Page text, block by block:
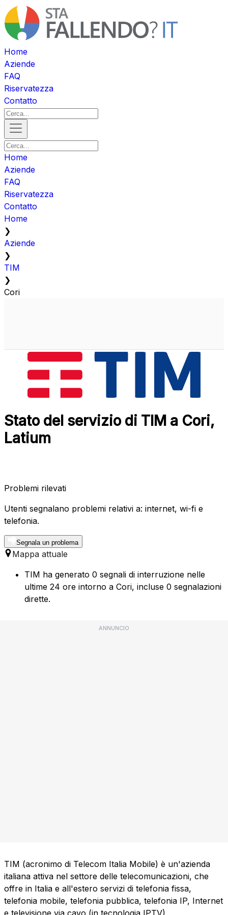
Home
Aziende
FAQ
Riservatezza
Contatto
Home
Aziende
FAQ
Riservatezza
Contatto
Home
❯
Aziende
❯
TIM
❯
Cori
Stato del servizio di TIM a Cori,
Latium
Problemi rilevati
Utenti segnalano problemi relativi a: internet, wi-fi e
telefonia.
Segnala un problema
Mappa attuale
TIM ha generato 0 segnali di interruzione nelle
ultime 24 ore intorno a Cori, incluse 0 segnalazioni
dirette.
ANNUNCIO
TIM (acronimo di Telecom Italia Mobile) è un'azienda
italiana attiva nel settore delle telecomunicazioni, che
offre in Italia e all'estero servizi di telefonia fissa,
telefonia mobile, telefonia pubblica, telefonia IP, Internet